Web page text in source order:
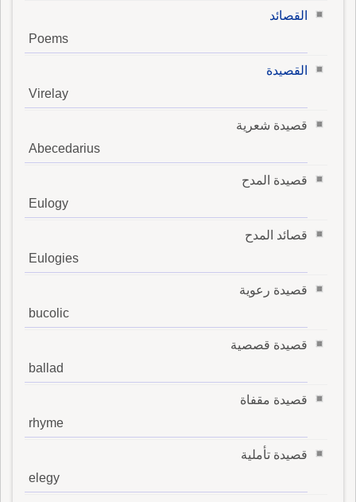
القصائد
Poems
القصيدة
Virelay
قصيدة شعرية
Abecedarius
قصيدة المدح
Eulogy
قصائد المدح
Eulogies
قصيدة رعوية
bucolic
قصيدة قصصية
ballad
قصيدة مقفاة
rhyme
قصيدة تأملية
elegy